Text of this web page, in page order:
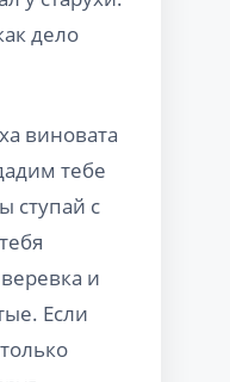
дело
виновата
тебе
ступай с
и
Если